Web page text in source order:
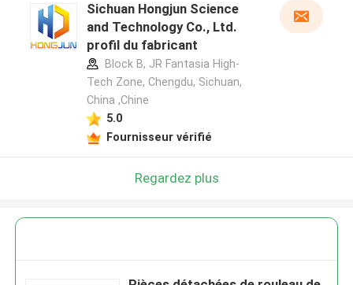
Sichuan Hongjun Science
and Technology Co., Ltd.
profil du fabricant
Block B, JR Fantasia High-
Tech Zone, Chengdu, Sichuan,
China ,Chine
5.0
Fournisseur vérifié
Regardez plus